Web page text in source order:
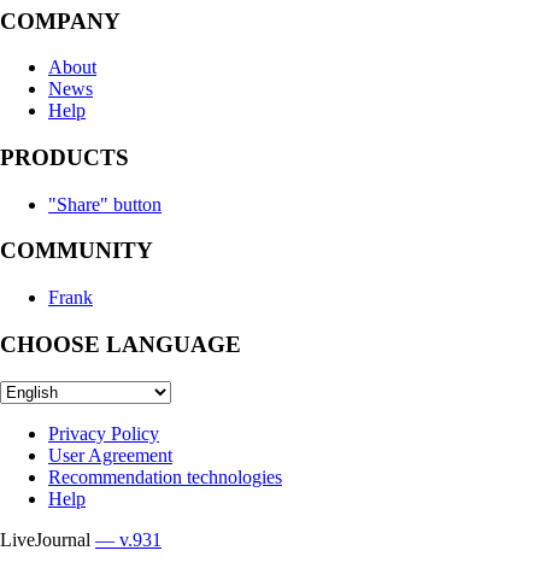
COMPANY
About
News
Help
PRODUCTS
"Share" button
COMMUNITY
Frank
CHOOSE LANGUAGE
Privacy Policy
User Agreement
Recommendation technologies
Help
LiveJournal — v.931